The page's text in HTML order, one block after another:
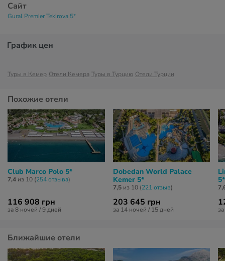
Сайт
Gural Premier Tekirova 5*
График цен
Туры в Кемер Отели Кемера Туры в Турцию Отели Турции
Похожие отели
Club Marco Polo 5*
7,4 из 10 (254 отзывa)
116 908 грн
за 8 ночей / 9 дней
Dobedan World Palace
Kemer 5*
7,5из 10 (221 отзыв)
203 645 грн
за 14 ночей / 15 дней
5*
Ближайшие отели